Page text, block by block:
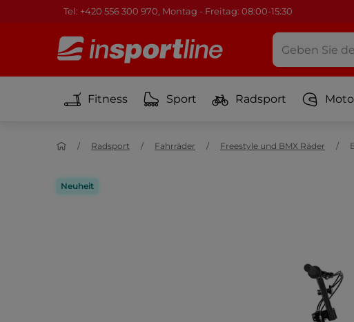
Tel: +420 556 300 970, Montag - Freitag: 08:00-15:30
Fitness Sport Radsport Moto
Radsport Fahrräder Freestyle und BMX Räder
Neuheit